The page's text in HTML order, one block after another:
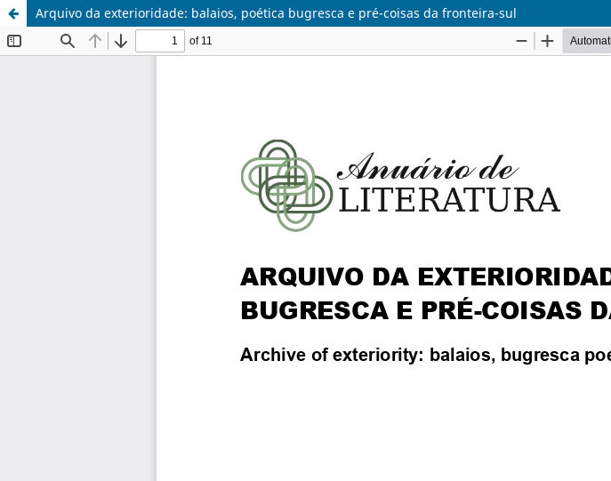
Arquivo da exterioridade: balaios, poética bugresca e pré-coisas da fronteira-sul